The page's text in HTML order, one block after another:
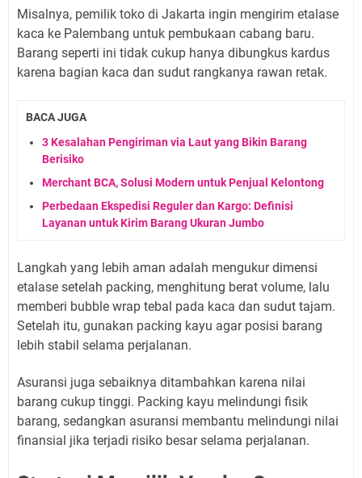
Misalnya, pemilik toko di Jakarta ingin mengirim etalase
kaca ke Palembang untuk pembukaan cabang baru.
Barang seperti ini tidak cukup hanya dibungkus kardus
karena bagian kaca dan sudut rangkanya rawan retak.
BACA JUGA
3 Kesalahan Pengiriman via Laut yang Bikin Barang
Berisiko
Merchant BCA, Solusi Modern untuk Penjual Kelontong
Perbedaan Ekspedisi Reguler dan Kargo: Definisi
Layanan untuk Kirim Barang Ukuran Jumbo
Langkah yang lebih aman adalah mengukur dimensi
etalase setelah packing, menghitung berat volume, lalu
memberi bubble wrap tebal pada kaca dan sudut tajam.
Setelah itu, gunakan packing kayu agar posisi barang
lebih stabil selama perjalanan.
Asuransi juga sebaiknya ditambahkan karena nilai
barang cukup tinggi. Packing kayu melindungi fisik
barang, sedangkan asuransi membantu melindungi nilai
finansial jika terjadi risiko besar selama perjalanan.